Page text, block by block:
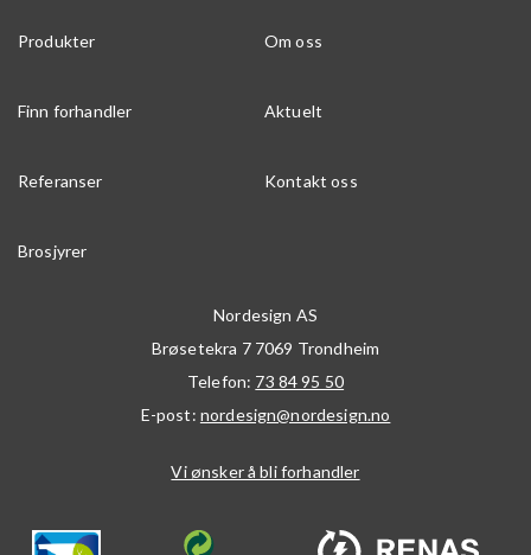
Produkter Om oss
Finn forhandler Aktuelt
Referanser Kontakt oss
Brosjyrer
Nordesign AS
Brøsetekra 7 7069 Trondheim
Telefon: 73 84 95 50
E-post: nordesign@nordesign.no
Vi ønsker å bli forhandler